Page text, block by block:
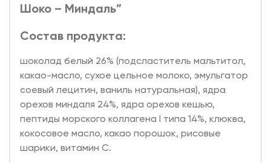
Шоко – Миндаль”
Состав продукта:
шоколад белый 26% (подсластитель мальтитол,
какао-масло, сухое цельное молоко, эмульгатор
соевый лецитин, ваниль натуральная), ядра
орехов миндаля 24%, ядра орехов кешью,
пептиды морского коллагена I типа 14%, клюква,
кокосовое масло, какао порошок, рисовые
шарики, витамин С.